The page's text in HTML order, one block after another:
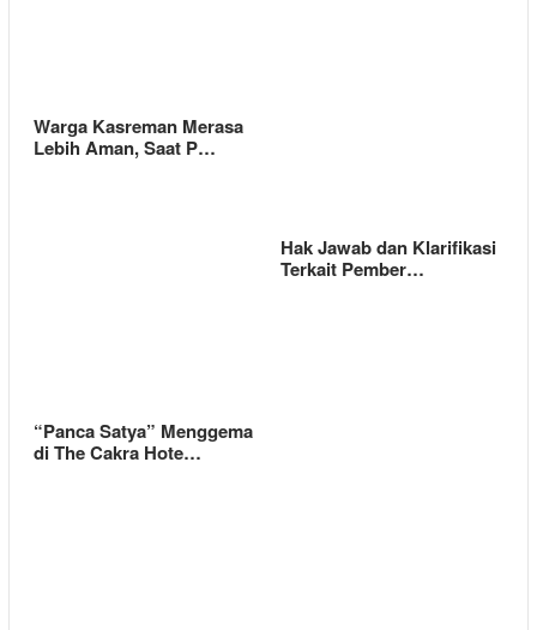
Warga Kasreman Merasa
Lebih Aman, Saat P…
Hak Jawab dan Klarifikasi
Terkait Pember…
“Panca Satya” Menggema
di The Cakra Hote…